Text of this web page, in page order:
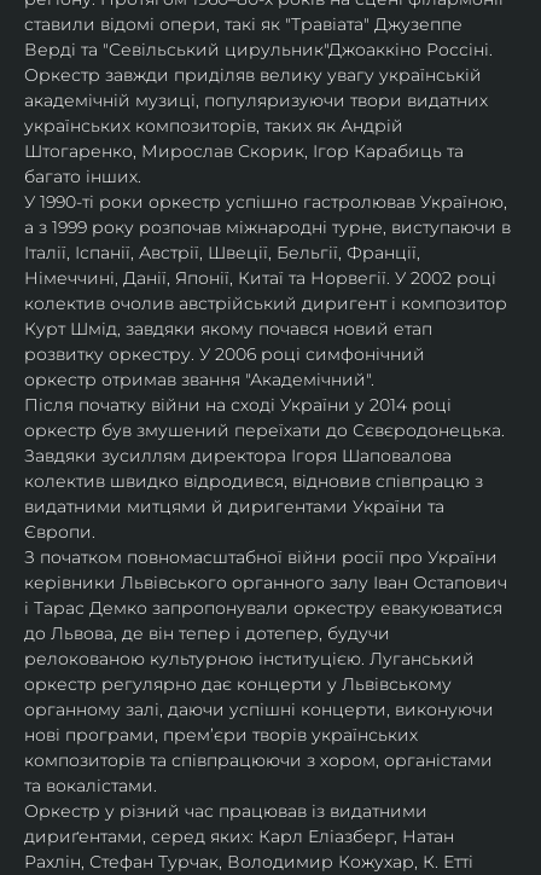
ставили відомі опери, такі як "Травіата" Джузеппе
Верді та "Севільський цирульник"Джоаккіно Россіні.
Оркестр завжди приділяв велику увагу українській
академічній музиці, популяризуючи твори видатних
українських композиторів, таких як Андрій
Штогаренко, Мирослав Скорик, Ігор Карабиць та
багато інших.
У 1990-ті роки оркестр успішно гастролював Україною,
а з 1999 року розпочав міжнародні турне, виступаючи в
Італії, Іспанії, Австрії, Швеції, Бельгії, Франції,
Німеччині, Данії, Японії, Китаї та Норвегії. У 2002 році
колектив очолив австрійський диригент і композитор
Курт Шмід, завдяки якому почався новий етап
розвитку оркестру. У 2006 році симфонічний
оркестр отримав звання "Академічний".
Після початку війни на сході України у 2014 році
оркестр був змушений переїхати до Сєвєродонецька.
Завдяки зусиллям директора Ігоря Шаповалова
колектив швидко відродився, відновив співпрацю з
видатними митцями й диригентами України та
Європи.
З початком повномасштабної війни росії про України
керівники Львівського органного залу Іван Остапович
і Тарас Демко запропонували оркестру евакуюватися
до Львова, де він тепер і дотепер, будучи
релокованою культурною інституцією. Луганський
оркестр регулярно дає концерти у Львівському
органному залі, даючи успішні концерти, виконуючи
нові програми, прем’єри творів українських
композиторів та співпрацюючи з хором, органістами
та вокалістами.
Оркестр у різний час працював із видатними
дириґентами, серед яких: Карл Еліазберг, Натан
Рахлін, Стефан Турчак, Володимир Кожухар, К. Етті